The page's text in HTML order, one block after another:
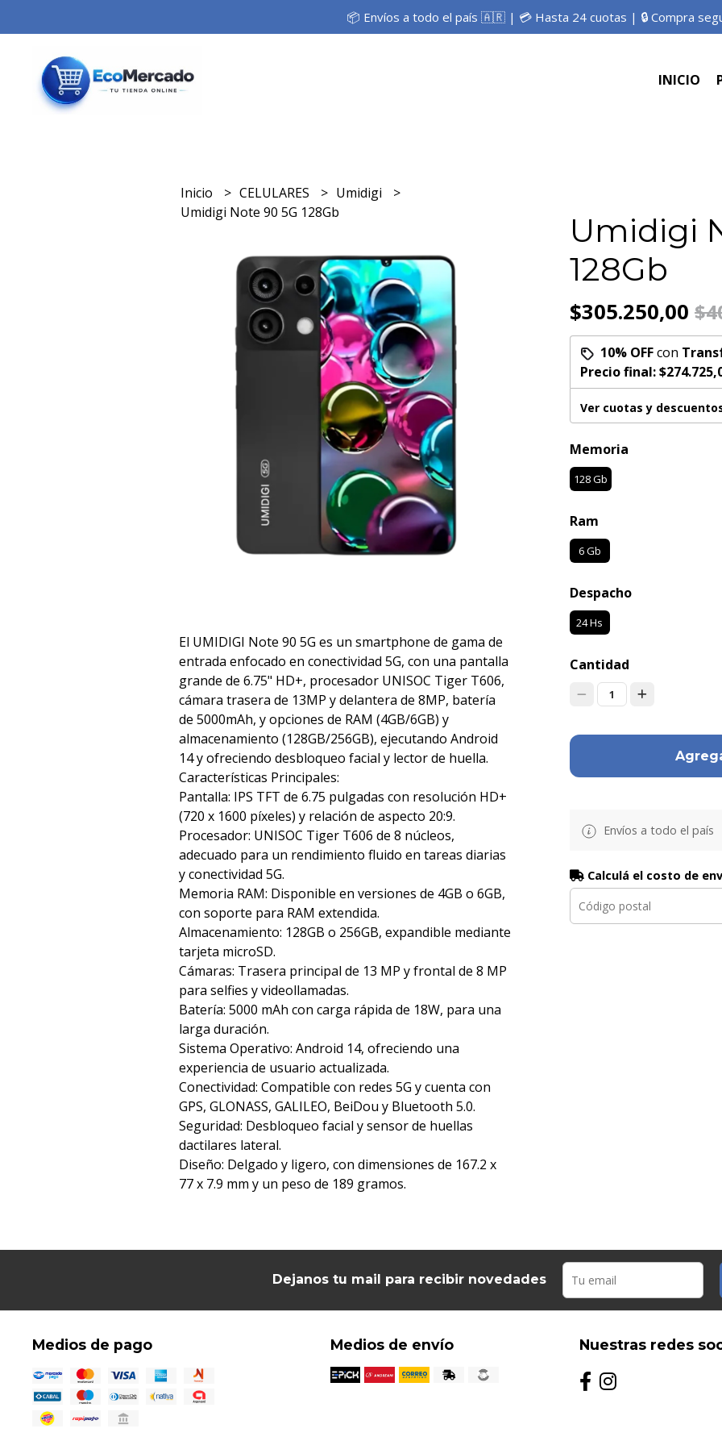
📦 Envíos a todo el país 🇦🇷 | 💳 Hasta 24 cuotas | 🔒 Compra
INICIO
Inicio CELULARES
Umidigi
Umidigi Note 90 5G 128Gb
El UMIDIGI Note 90 5G es un smartphone de gama de
entrada enfocado en conectividad 5G, con una pantalla
grande de 6.75" HD+, procesador UNISOC Tiger T606,
cámara trasera de 13MP y delantera de 8MP, batería
de 5000mAh, y opciones de RAM (4GB/6GB) y
almacenamiento (128GB/256GB), ejecutando Android
14 y ofreciendo desbloqueo facial y lector de huella.
Características Principales:
Pantalla: IPS TFT de 6.75 pulgadas con resolución HD+
(720 x 1600 píxeles) y relación de aspecto 20:9.
Procesador: UNISOC Tiger T606 de 8 núcleos,
adecuado para un rendimiento fluido en tareas diarias
y conectividad 5G.
Memoria RAM: Disponible en versiones de 4GB o 6GB,
con soporte para RAM extendida.
Almacenamiento: 128GB o 256GB, expandible mediante
tarjeta microSD.
Cámaras: Trasera principal de 13 MP y frontal de 8 MP
para selfies y videollamadas.
Batería: 5000 mAh con carga rápida de 18W, para una
larga duración.
Sistema Operativo: Android 14, ofreciendo una
experiencia de usuario actualizada.
Conectividad: Compatible con redes 5G y cuenta con
GPS, GLONASS, GALILEO, BeiDou y Bluetooth 5.0.
Seguridad: Desbloqueo facial y sensor de huellas
dactilares lateral.
Diseño: Delgado y ligero, con dimensiones de 167.2 x
77 x 7.9 mm y un peso de 189 gramos.
Umidigi
128Gb
$305.250,00
10% OFFcon
Precio final:
Ver cuotas y
Memoria
128 Gb
Ram
6 Gb
Despacho
24 Hs
Cantidad
1
Envíos a todo el país
Calculá el costo de
Dejanos tu mail para recibir novedades
Medios de pago Medios de envío Nuestras redes